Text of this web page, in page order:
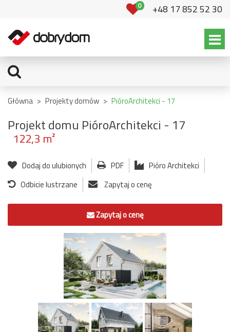
0 +48 17 852 52 30
Główna > Projekty domów > PióroArchitekci - 17
Projekt domu PióroArchitekci - 17
122,3 m²
Dodaj do ulubionych PDF
Pióro Architekci
Odbicie lustrzane
Zapytaj o cenę
Zapytaj o cenę